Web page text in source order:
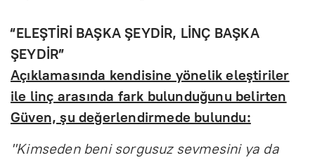
“ELEŞTİRİ BAŞKA ŞEYDİR, LİNÇ BAŞKA
ŞEYDİR”
Açıklamasında kendisine yönelik eleştiriler
ile linç arasında fark bulunduğunu belirten
Güven, şu değerlendirmede bulundu:
"Kimseden beni sorgusuz sevmesini ya da